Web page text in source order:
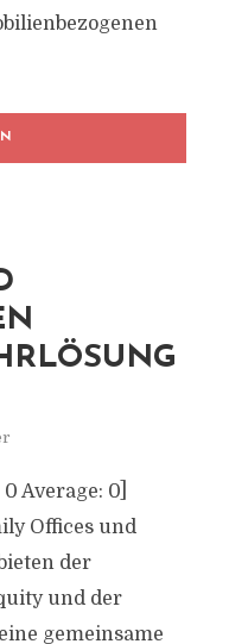
Average: 0]
Offices und
der
und der
gemeinsame